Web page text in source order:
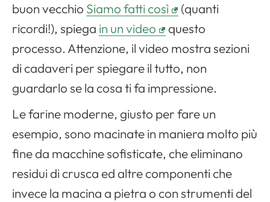
buon vecchio Siamo fatti così
(quanti
ricordi!), spiega in un video
questo
processo. Attenzione, il video mostra sezioni
di cadaveri per spiegare il tutto, non
guardarlo se la cosa ti fa impressione.
Le farine moderne, giusto per fare un
esempio, sono macinate in maniera molto più
fine da macchine sofisticate, che eliminano
residui di crusca ed altre componenti che
invece la macina a pietra o con strumenti del